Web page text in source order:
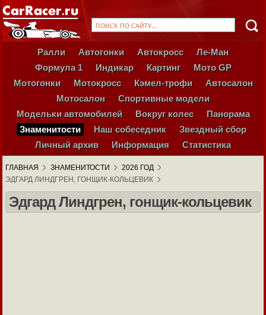
Ралли Автогонки Автокросс
Ле-Ман
Формула 1
Индикар Картинг
Мото GP
Мотогонки
Мотокросс Кэмел-трофи
Автосалон
Мотосалон
Спортивные модели
Модельки автомобилей
Вокруг колес
Панорама
Знаменитости
Наш собеседник
Звездный сбор
Личный архив
Информация Статистика
ГЛАВНАЯ ЗНАМЕНИТОСТИ
2026 ГОД
ЭДГАРД ЛИНДГРЕН, ГОНЩИК-КОЛЬЦЕВИК
Эдгард Линдгрен, гонщик-кольцевик